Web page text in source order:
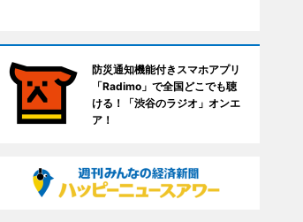
防災通知機能付きスマホアプリ
「Radimo」で全国どこでも聴
ける！「渋谷のラジオ」オンエ
ア！